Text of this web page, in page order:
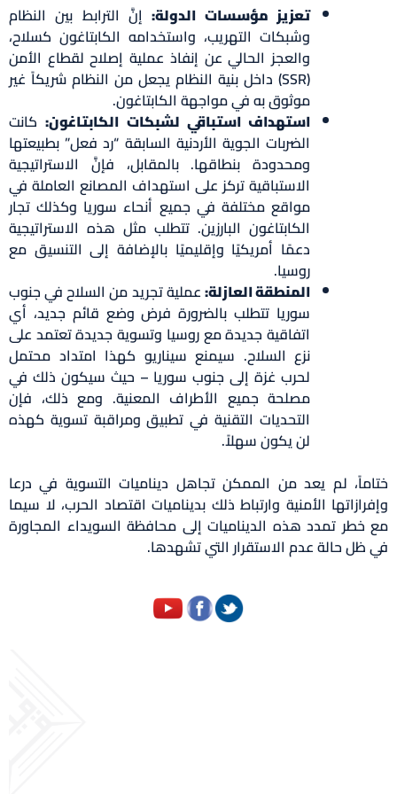
تعزيز مؤسسات الدولة:إنَّ الترابط بين النظام
وشبكات التهريب، واستخدامه الكابتاغون كسلاح،
والعجز الحالي عن إنفاذ عملية إصلاح لقطاع الأمن
(SSR) داخل بنية النظام يجعل من النظام شريكاً غير
موثوق به في مواجهة الكابتاغون.
استهداف استباقي لشبكات الكابتاغون:كانت
الضربات الجوية الأردنية السابقة “رد فعل” بطبيعتها
ومحدودة بنطاقها. بالمقابل، فإنَّ الاستراتيجية
الاستباقية تركز على استهداف المصانع العاملة في
مواقع مختلفة في جميع أنحاء سوريا وكذلك تجار
الكابتاغون البارزين. تتطلب مثل هذه الاستراتيجية
دعمًا أمريكيًا وإقليميًا بالإضافة إلى التنسيق مع
روسيا.
المنطقة العازلة:عملية تجريد من السلاح في جنوب
سوريا تتطلب بالضرورة فرض وضع قائم جديد، أي
اتفاقية جديدة مع روسيا وتسوية جديدة تعتمد على
نزع السلاح. سيمنع سيناريو كهذا امتداد محتمل
لحرب غزة إلى جنوب سوريا – حيث سيكون ذلك في
مصلحة جميع الأطراف المعنية. ومع ذلك، فإن
التحديات التقنية في تطبيق ومراقبة تسوية كهذه
لن يكون سهلاً.
لم يعد من الممكن تجاهل ديناميات التسوية في درعا
الأمنية وارتباط ذلك بديناميات اقتصاد الحرب، لا سيما
تمدد هذه الديناميات إلى محافظة السويداء المجاورة
حالة عدم الاستقرار التي تشهدها.